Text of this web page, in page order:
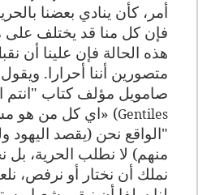
أمر، كأن ينادي بعضنا
فإن كل منا قد يختلف على
هذه الحالة فإن علينا أن
متصورين أننا أحرارا.
صامويل مؤلف كتاب "انتم
Gentiles) «اي كل من هو
"الواقع نحن (يقصد اليهود
منهم) لا نطلب الحرية، بل
نملك أن نختار أو نرفص،